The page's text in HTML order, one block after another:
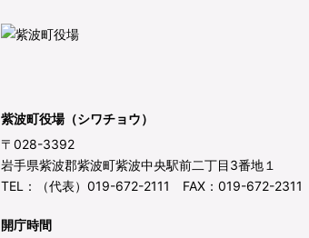
紫波町役場（シワチョウ）
〒028-3392
岩手県紫波郡紫波町紫波中央駅前二丁目3番地１
TEL：（代表）019-672-2111 FAX：019-672-2311
開庁時間